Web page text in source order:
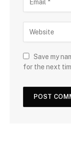
Save my
for the next